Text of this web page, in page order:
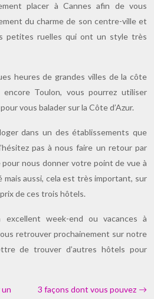
placer à Cannes afin de vous
du charme de son centre-ville et
petites ruelles qui ont un style très
heures de grandes villes de la côte
encore Toulon, vous pourrez utiliser
vous balader sur la Côte d’Azur.
dans un des établissements que
pas à nous faire un retour par
pour nous donner votre point de vue à
mais aussi, cela est très important, sur
de ces trois hôtels.
week-end ou vacances à
retrouver prochainement sur notre
de trouver d’autres hôtels pour
un
3 façons dont vous pouvez